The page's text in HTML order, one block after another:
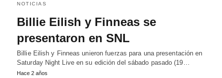
NOTICIAS
Billie Eilish y Finneas se
presentaron en SNL
Billie Eilish y Finneas unieron fuerzas para una presentación en
Saturday Night Live en su edición del sábado pasado (19…
Hace 2 años